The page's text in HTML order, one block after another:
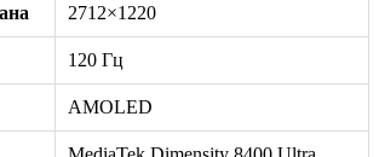
2712×1220
120 Гц
AMOLED